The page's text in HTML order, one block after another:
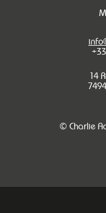
14
© Charlie